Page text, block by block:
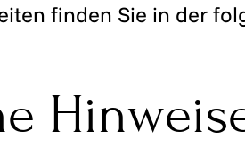
finden Sie in der